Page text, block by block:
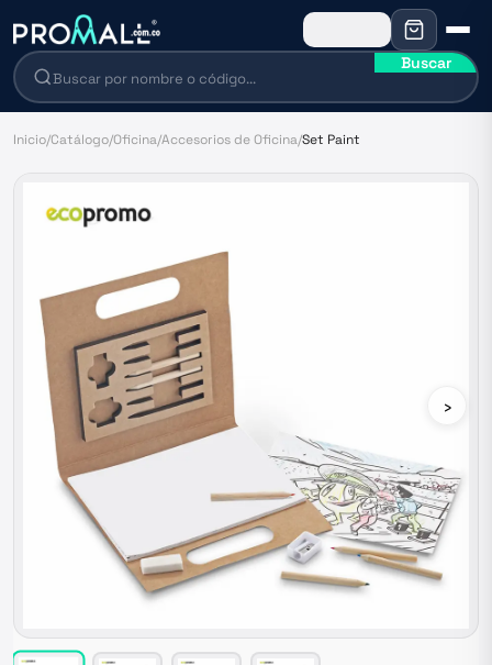
Buscar
Inicio/Catálogo/Oficina/Accesorios de Oficina/Set Paint
›